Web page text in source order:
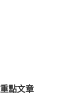
重點文章